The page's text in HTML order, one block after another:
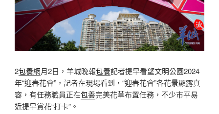
2包養網月2日，羊城晚報包養記者提早看望文明公園2024
年“迎春花會”，記者在現場看到，“迎春花會”各花景顯露真
容，有任務職員正在包養完美花草布置任務，不少市平易
近提早賞花“打卡”。